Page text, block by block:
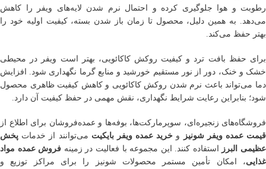
رطوبت و هوا جلوگیری کرده و احتمال نرم شدن لایه‌های ویفر را کاهش
می‌دهد. به همین دلیل، محصول تا زمان باز شدن بسته، کیفیت اولیه خود را
بهتر حفظ می‌کند.
برای حفظ بافت ترد و کیفیت روکش کاکائویی، بهتر است ویفر در محیطی
خشک و خنک، دور از نور مستقیم خورشید و منابع گرما نگهداری شود. افزایش
دما می‌تواند باعث نرم شدن روکش کاکائویی و کاهش کیفیت ظاهری محصول
شود؛ بنابراین رعایت شرایط نگهداری، نقش مهمی در حفظ کیفیت آن دارد.
فروشگاه‌های زنجیره‌ای، سوپرمارکت‌ها، بوفه‌ها و عمده‌فروشان برای اطلاع از
قیمت عمده ویفر شونیز
و خرید عمده ویفر بایکیت می‌توانند از خدمات پخش
عظیمی البرز استفاده کنند. این مجموعه با فعالیت در زمینه فروش عمده مواد
غذایی، امکان تأمین مستمر محصولات شونیز را برای مراکز توزیع و